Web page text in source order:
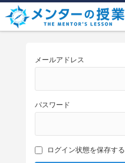
メールアドレス
パスワード
ログイン状態を保存する